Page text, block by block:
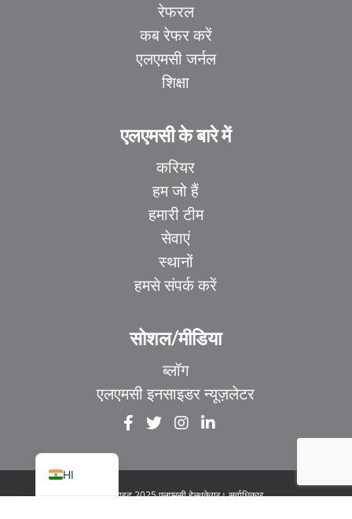
रेफरल
कब रेफर करें
एलएमसी जर्नल
शिक्षा
एलएमसी के बारे में
करियर
हम जो हैं
हमारी टीम
सेवाएं
स्थानों
हमसे संपर्क करें
सोशल/मीडिया
ब्लॉग
एलएमसी इनसाइडर न्यूज़लेटर
© कॉपीराइट 2025 एलएमसी हेल्थकेयर। सर्वाधिकार
HI